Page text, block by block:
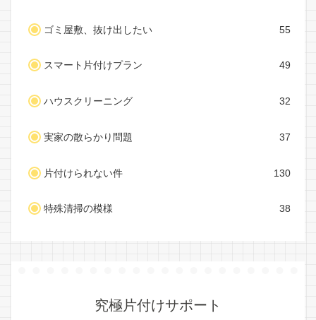
ゴミ屋敷、抜け出したい 55
スマート片付けプラン 49
ハウスクリーニング 32
実家の散らかり問題 37
片付けられない件 130
特殊清掃の模様 38
究極片付けサポート